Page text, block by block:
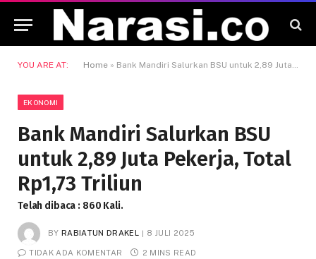
YOU ARE AT: Home » Bank Mandiri Salurkan BSU untuk 2,89 Juta Pekerja, Total Rp1,73 Triliun
EKONOMI
Bank Mandiri Salurkan BSU
untuk 2,89 Juta Pekerja, Total
Rp1,73 Triliun
Telah dibaca : 860 Kali.
BY RABIATUN DRAKEL 8 JULI 2025
TIDAK ADA KOMENTAR 2 MINS READ